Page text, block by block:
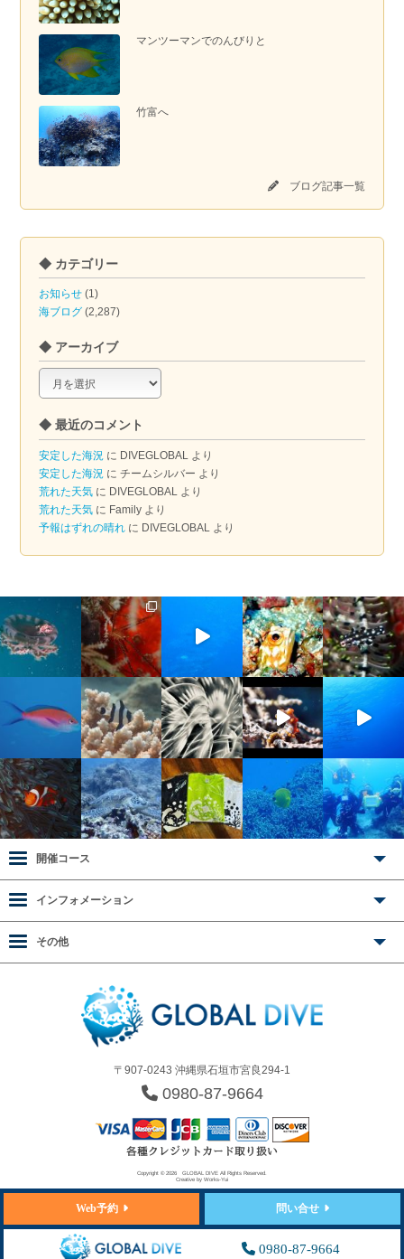
マンツーマンでのんびりと
竹富へ
ブログ記事一覧
◆ カテゴリー
お知らせ (1)
海ブログ (2,287)
◆ アーカイブ
ア
カ
イ
ブ
◆ 最近のコメント
安定した海況 に DIVEGLOBAL
より
安定した海況 にチームシルバー より
荒れた天気 に DIVEGLOBAL
より
荒れた天気 に Family より
予報はずれの晴れ に DIVEGLOBAL より
〒907-0243 沖縄県石垣市宮良294-1
0980-87-9664
開催コース
インフォメーション
その他
Copyright © 2026 GLOBAL DIVE All Rights Reserved.
Creative by Works-Yui
Web予約 問い合せ
0980-87-9664